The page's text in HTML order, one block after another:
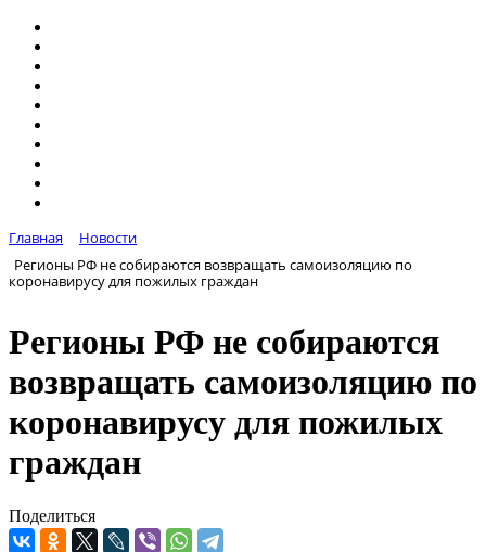
Главная
Новости
Регионы РФ не собираются возвращать самоизоляцию по
коронавирусу для пожилых граждан
Регионы РФ не собираются
возвращать самоизоляцию по
коронавирусу для пожилых
граждан
Поделиться